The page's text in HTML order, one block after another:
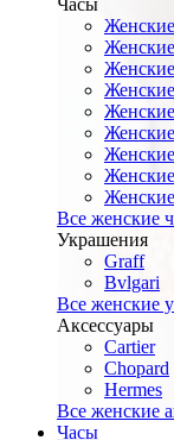
Часы
Все женские
Украшения
Graff
Bvlgari
Все женские
Аксессуары
Cartier
Chopard
Hermes
Все женские
Часы